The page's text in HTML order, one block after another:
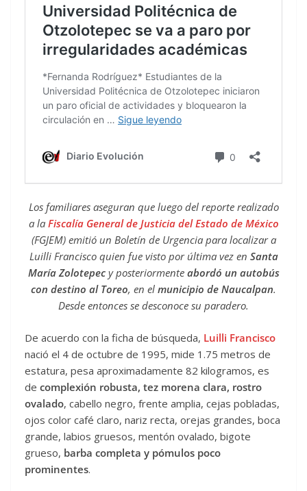
Los familiares aseguran que luego del reporte realizado
a la Fiscalía General de Justicia del Estado de México
(FGJEM) emitió un Boletín de Urgencia para localizar a
Luilli Francisco quien fue visto por última vez en Santa
María Zolotepec y posteriormente abordó un autobús
con destino al Toreo, en el municipio de Naucalpan.
Desde entonces se desconoce su paradero.
De acuerdo con la ficha de búsqueda, Luilli Francisco
nació el 4 de octubre de 1995, mide 1.75 metros de
estatura, pesa aproximadamente 82 kilogramos, es
de complexión robusta, tez morena clara, rostro
ovalado, cabello negro, frente amplia, cejas pobladas,
ojos color café claro, nariz recta, orejas grandes, boca
grande, labios gruesos, mentón ovalado, bigote
grueso, barba completa y pómulos poco
prominentes.